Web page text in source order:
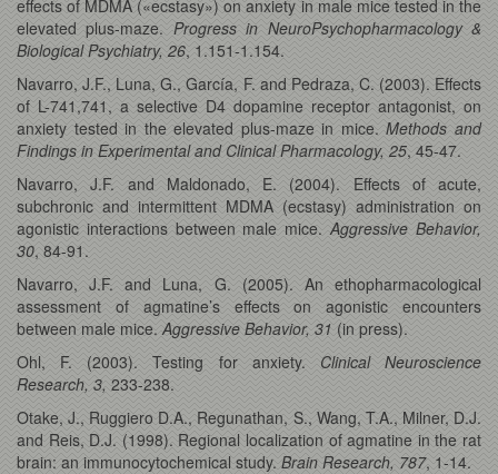
effects of MDMA («ecstasy») on anxiety in male mice tested in the
elevated plus-maze. Progress in NeuroPsychopharmacology &
Biological Psychiatry, 26, 1.151-1.154.
Navarro, J.F., Luna, G., García, F. and Pedraza, C. (2003). Effects
of L-741,741, a selective D4 dopamine receptor antagonist, on
anxiety tested in the elevated plus-maze in mice.Methods and
Findings in Experimental and Clinical Pharmacology, 25, 45-47.
Navarro, J.F. and Maldonado, E. (2004). Effects of acute,
subchronic and intermittent MDMA (ecstasy) administration on
agonistic interactions between male mice.Aggressive Behavior,
30, 84-91.
Navarro, J.F. and Luna, G. (2005). An ethopharmacological
assessment of agmatine’s effects on agonistic encounters
between male mice. Aggressive Behavior, 31 (in press).
Ohl, F. (2003). Testing for anxiety. Clinical Neuroscience
Research, 3, 233-238.
Otake, J., Ruggiero D.A., Regunathan, S., Wang, T.A., Milner, D.J.
and Reis, D.J. (1998). Regional localization of agmatine in the rat
brain: an immunocytochemical study. Brain Research, 787, 1-14.